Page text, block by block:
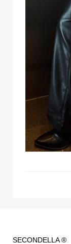
SECONDELLA ®